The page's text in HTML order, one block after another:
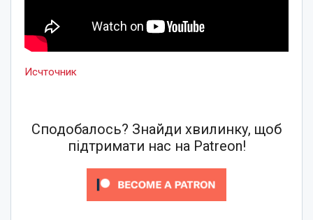
Исчточник
Сподобалось? Знайди хвилинку, щоб
підтримати нас на Patreon!